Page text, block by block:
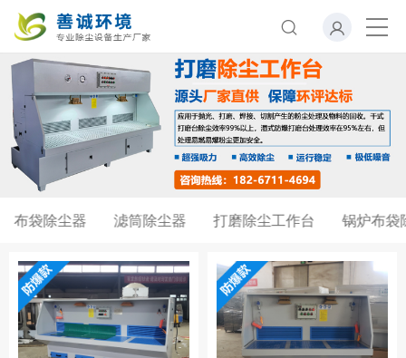
布袋除尘器 滤筒除尘器 打磨除尘工作台 锅炉布袋